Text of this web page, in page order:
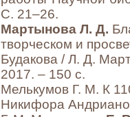
С. 21–26.
Мартынова Л. Д.
творческом и
Будакова / Л. Д.
2017. – 150 с.
Мелькумов Г. М. К
Никифора